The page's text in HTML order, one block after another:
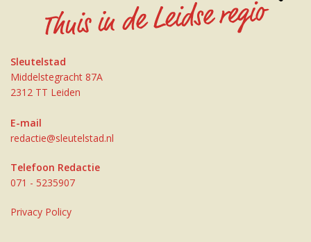
Sleutelstad
Middelstegracht 87A
2312 TT Leiden
E-mail
redactie@sleutelstad.nl
Telefoon Redactie
071 - 5235907
Privacy Policy